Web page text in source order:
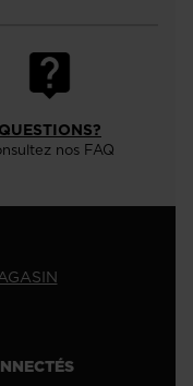
QUESTIONS?
nos FAQ